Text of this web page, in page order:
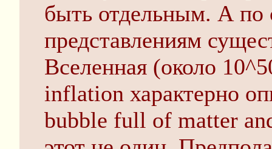
быть отдельным. А по
представлениям
Вселенная (около
inflation характерно
bubble full of matter